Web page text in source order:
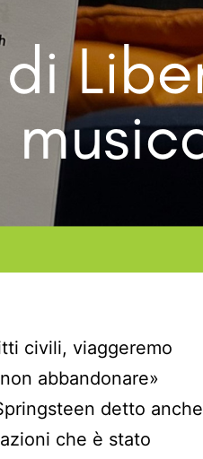
civili, viaggeremo
abbandonare»
detto anche
che è stato